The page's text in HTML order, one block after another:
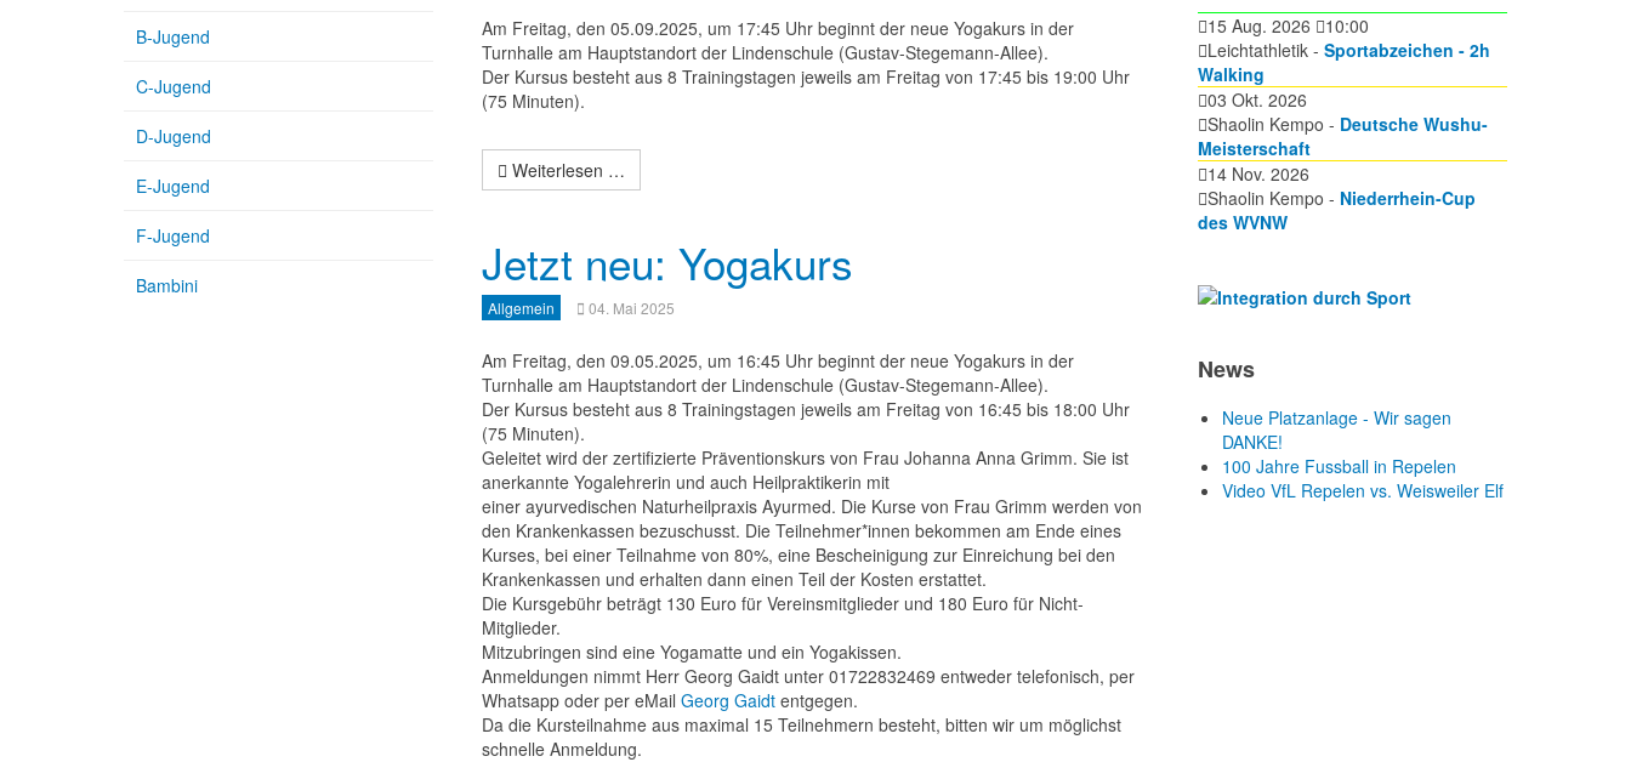
Am Freitag, den 05.09.2025, um 17:45 Uhr beginnt der neue Yogakurs in der
Turnhalle am Hauptstandort der Lindenschule (Gustav-Stegemann-Allee).
Der Kursus besteht aus 8 Trainingstagen jeweils am Freitag von 17:45 bis 19:00 Uhr
(75 Minuten).
Weiterlesen …
Jetzt neu: Yogakurs
Allgemein 04. Mai 2025
Am Freitag, den 09.05.2025, um 16:45 Uhr beginnt der neue Yogakurs in der
Turnhalle am Hauptstandort der Lindenschule (Gustav-Stegemann-Allee).
Der Kursus besteht aus 8 Trainingstagen jeweils am Freitag von 16:45 bis 18:00 Uhr
(75 Minuten).
Geleitet wird der zertifizierte Präventionskurs von Frau Johanna Anna Grimm. Sie ist
anerkannte Yogalehrerin und auch Heilpraktikerin mit
einer ayurvedischen Naturheilpraxis Ayurmed. Die Kurse von Frau Grimm werden von
den Krankenkassen bezuschusst. Die Teilnehmer*innen bekommen am Ende eines
Kurses, bei einer Teilnahme von 80%, eine Bescheinigung zur Einreichung bei den
Krankenkassen und erhalten dann einen Teil der Kosten erstattet.
Die Kursgebühr beträgt 130 Euro für Vereinsmitglieder und 180 Euro für Nicht-
Mitglieder.
Mitzubringen sind eine Yogamatte und ein Yogakissen.
Anmeldungen nimmt Herr Georg Gaidt unter 01722832469 entweder telefonisch, per
Whatsapp oder per eMail Georg Gaidt entgegen.
Da die Kursteilnahme aus maximal 15 Teilnehmern besteht, bitten wir um möglichst
schnelle Anmeldung.
B-Jugend
C-Jugend
D-Jugend
E-Jugend
F-Jugend
Bambini
15 Aug. 2026
10:00
Leichtathletik - Sportabzeichen - 2h
Walking
03 Okt. 2026
Shaolin Kempo - Deutsche Wushu-
Meisterschaft
14 Nov. 2026
Shaolin Kempo - Niederrhein-Cup
des WVNW
News
Neue Platzanlage - Wir sagen
DANKE!
100 Jahre Fussball in Repelen
Video VfL Repelen vs. Weisweiler Elf